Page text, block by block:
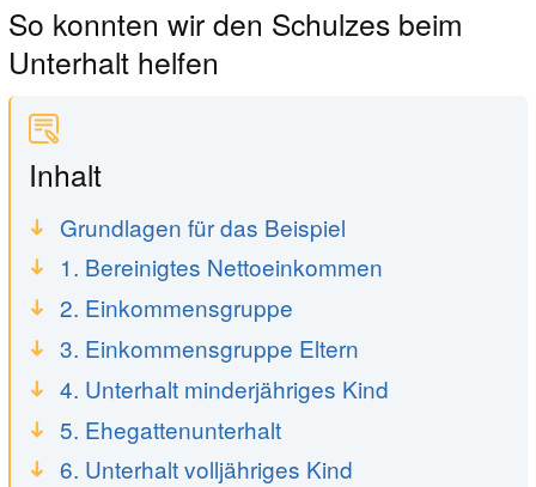
So konnten wir den Schulzes beim
Unterhalt helfen
Inhalt
Grundlagen für das Beispiel
1. Bereinigtes Nettoeinkommen
2. Einkommensgruppe
3. Einkommensgruppe Eltern
4. Unterhalt minderjähriges Kind
5. Ehegattenunterhalt
6. Unterhalt volljähriges Kind